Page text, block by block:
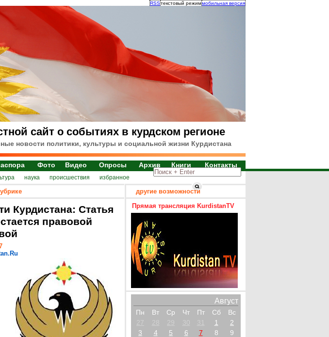
RSSтекстовый режиммобильная версия
сайт о событиях в курдском регионе
новости политики, культуры и социальной жизни Курдистана
Фото Видео Опросы Архив Книги Контакты
наука происшествия избранное
Курдистана: Статья
правовой
другие возможности
Прямая трансляция KurdistanTV
Август
Пн Вт Ср Чт Пт Сб
Вс
27
28 29 30 31 1
2
3
4 5 6 7 8
9